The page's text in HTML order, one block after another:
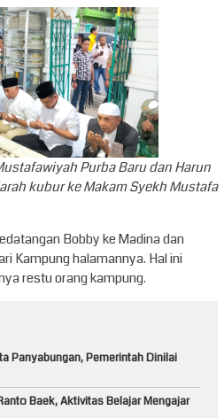
Purba Baru dan Harun
kubur ke Makam Syekh Mustafa
Bobby ke Madina dan
Kampung halamannya. Hal ini
restu orang kampung.
Panyabungan, Pemerintah Dinilai
Baek, Aktivitas Belajar Mengajar